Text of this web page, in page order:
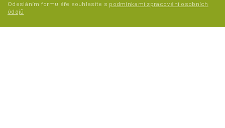
Odesláním formuláře souhlasíte s podmínkami zpracování osobních
údajů